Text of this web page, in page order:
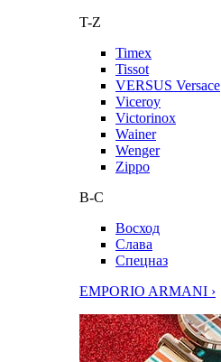
T-Z
Timex
Tissot
VERSUS Versace
Viceroy
Victorinox
Wainer
Wenger
Zippo
В-С
Восход
Слава
Спецназ
EMPORIO ARMANI ›